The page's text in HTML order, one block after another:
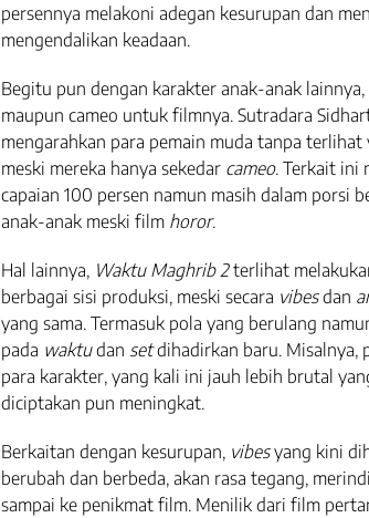
persennya melakoni adegan kesurupan dan
mengendalikan keadaan.
Begitu pun dengan karakter anak-anak
maupun cameo untuk filmnya. Sutradara
mengarahkan para pemain muda tanpa
meski mereka hanya sekedar cameo. Terkait ini
capaian 100 persen namun masih dalam porsi
anak-anak meski film horor.
Hal lainnya, Waktu Maghrib 2terlihat
berbagai sisi produksi, meski secara vibesdan
yang sama. Termasuk pola yang berulang
pada waktudan setdihadirkan baru. Misalnya,
para karakter, yang kali ini jauh lebih brutal
diciptakan pun meningkat.
Berkaitan dengan kesurupan, vibesyang kini
berubah dan berbeda, akan rasa tegang,
sampai ke penikmat film. Menilik dari film